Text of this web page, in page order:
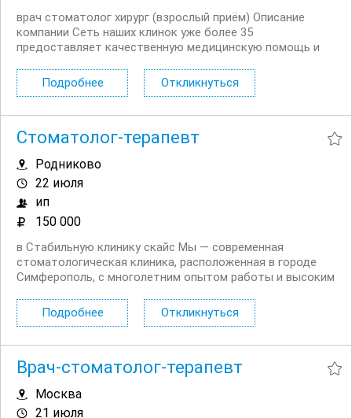
врач стоматолог хирург (взрослый приём) Описание
компании Сеть наших клинок уже более 35
предоставляет качественную медицинскую помощь и
наших клиник оценили огромное количество пациентов.
Наши клиники оборудованы всем самым современным
Подробнее Откликнуться
Стоматолог-терапевт
Родниково
22 июля
ип
150 000
в Стабильную клинику скайс Мы — современная
стоматологическая клиника, расположенная в городе
Симферополь, с многолетним опытом работы и высоким
специалистов, которые используют передовые методы
диагностики и лечения, обеспечивая нашим пациентам...
Подробнее Откликнуться
Врач-стоматолог-терапевт
Москва
21 июля